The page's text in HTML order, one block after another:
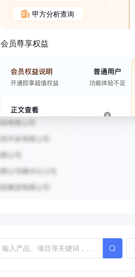
甲方分析查询
会员尊享权益